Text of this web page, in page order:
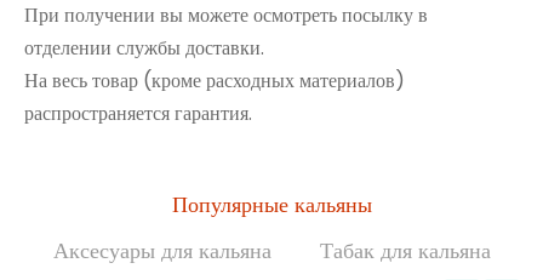
При получении вы можете осмотреть посылку в
отделении службы доставки.
На весь товар (кроме расходных материалов)
распространяется гарантия.
Популярные кальяны
Аксесуары для кальяна
Табак для кальяна